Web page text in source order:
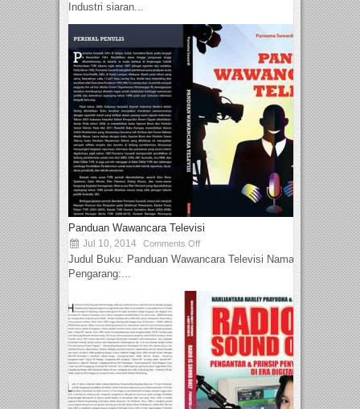
Industri siaran...
Panduan Wawancara Televisi
Jul 10, 2014 Comments Off
Judul Buku: Panduan Wawancara Televisi Nama
Pengarang:...